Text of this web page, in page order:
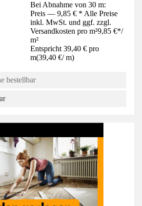
Bei Abnahme von 30 m:
Preis — 9,85 € * Alle Preise
inkl. MwSt. und ggf. zzgl.
Versandkosten pro m²9,85 €*/
m²
Entspricht 39,40 € pro
m(39,40 €/ m)
bestellbar